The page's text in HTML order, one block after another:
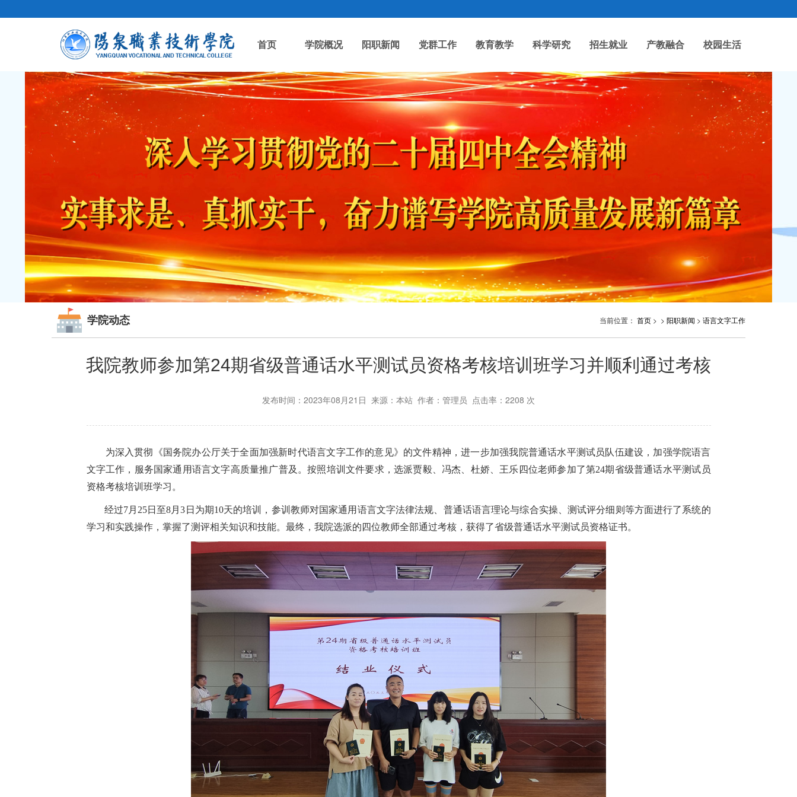
首页 学院概况 阳职新闻 党群工作 教育教学 科学研究 招生就业 产教融合 校园生活
学院动态 当前位置： 首页 > > 阳职新闻 > 语言文字工作
我院教师参加第24期省级普通话水平测试员资格考核培训班学习并顺利通过考核
发布时间：2023年08月21日 来源：本站 作者：管理员 点击率： 2208 次
为深入贯彻《国务院办公厅关于全面加强新时代语言文字工作的意见》的文件精神，进一步加强我院普通话水平测试员队伍建设，加强学院语言
文字工作，服务国家通用语言文字高质量推广普及。按照培训文件要求，选派贾毅、冯杰、杜娇、王乐四位老师参加了第24期省级普通话水平测试员
资格考核培训班学习。
经过7月25日至8月3日为期10天的培训，参训教师对国家通用语言文字法律法规、普通话语言理论与综合实操、测试评分细则等方面进行了系统的
学习和实践操作，掌握了测评相关知识和技能。最终，我院选派的四位教师全部通过考核，获得了省级普通话水平测试员资格证书。